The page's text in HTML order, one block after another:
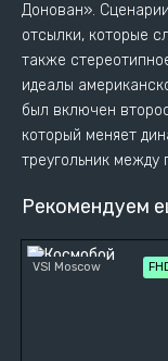
Донован».
отсылки, которые
также
идеалы
был включен
который меняет
треугольник между
Рекомендуем
VSI Moscow